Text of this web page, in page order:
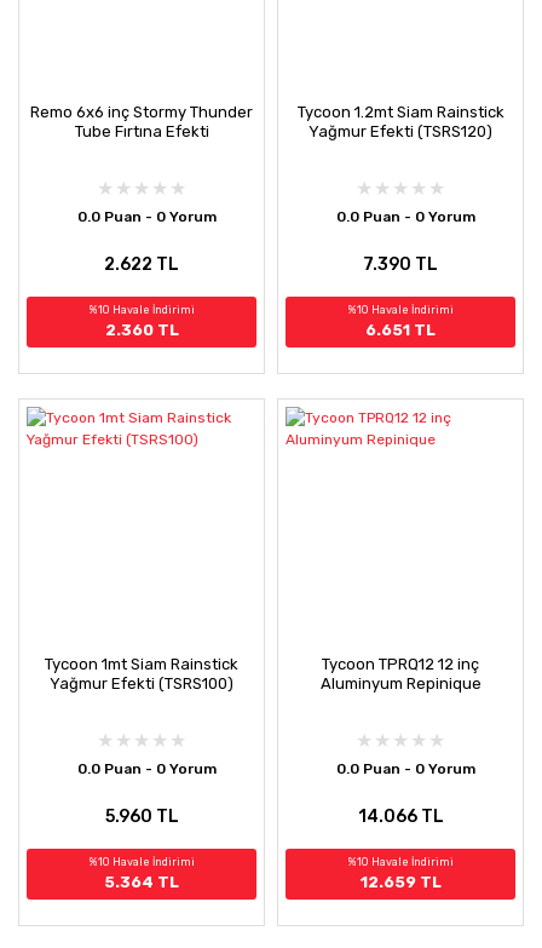
Remo 6x6 inç Stormy Thunder
Tube Fırtına Efekti
0.0 Puan - 0 Yorum
2.622 TL
%10 Havale İndirimi
2.360 TL
Tycoon 1.2mt Siam Rainstick
Yağmur Efekti (TSRS120)
0.0 Puan - 0 Yorum
7.390 TL
%10 Havale İndirimi
6.651 TL
Tycoon 1mt Siam Rainstick
Yağmur Efekti (TSRS100)
0.0 Puan - 0 Yorum
5.960 TL
%10 Havale İndirimi
5.364 TL
Tycoon TPRQ12 12 inç
Aluminyum Repinique
0.0 Puan - 0 Yorum
14.066 TL
%10 Havale İndirimi
12.659 TL